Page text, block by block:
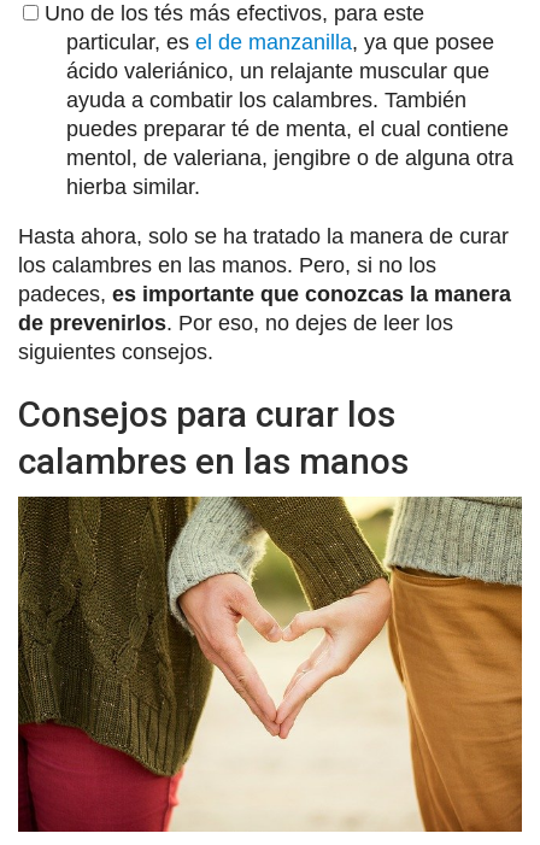
Uno de los tés más efectivos, para este
particular, es el de manzanilla, ya que posee
ácido valeriánico, un relajante muscular que
ayuda a combatir los calambres. También
puedes preparar té de menta, el cual contiene
mentol, de valeriana, jengibre o de alguna otra
hierba similar.
Hasta ahora, solo se ha tratado la manera de curar
los calambres en las manos. Pero, si no los
padeces, es importante que conozcas la manera
de prevenirlos. Por eso, no dejes de leer los
siguientes consejos.
Consejos para curar los
calambres en las manos